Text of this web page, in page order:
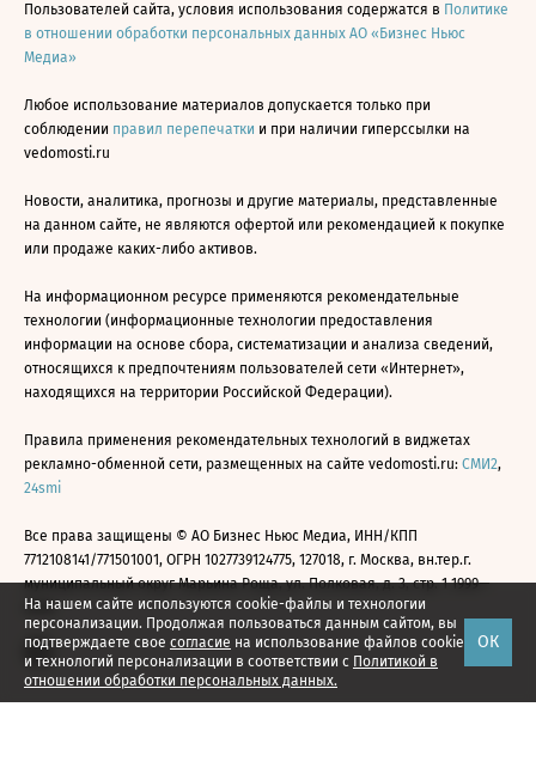
На нашем сайте используются cookie-файлы и технологии
персонализации. Продолжая пользоваться данным сайтом, вы
подтверждаете свое согласие на использование файлов cookie
и технологий персонализации в соответствии с Политикой в
отношении обработки персональных данных.
ОК
Пользователей сайта, условия использования содержатся в Политике
в отношении обработки персональных данных АО «Бизнес Ньюс
Медиа»
Любое использование материалов допускается только при
соблюдении правил перепечатки и при наличии гиперссылки на
vedomosti.ru
Новости, аналитика, прогнозы и другие материалы, представленные
на данном сайте, не являются офертой или рекомендацией к покупке
или продаже каких-либо активов.
На информационном ресурсе применяются рекомендательные
технологии (информационные технологии предоставления
информации на основе сбора, систематизации и анализа сведений,
относящихся к предпочтениям пользователей сети «Интернет»,
находящихся на территории Российской Федерации).
Правила применения рекомендательных технологий в виджетах
рекламно-обменной сети, размещенных на сайте vedomosti.ru: СМИ2,
24smi
Все права защищены © АО Бизнес Ньюс Медиа, ИНН/КПП
7712108141/771501001, ОГРН 1027739124775, 127018, г. Москва, вн.тер.г.
муниципальный округ Марьина Роща, ул. Полковая, д. 3, стр. 1 1999—
2026